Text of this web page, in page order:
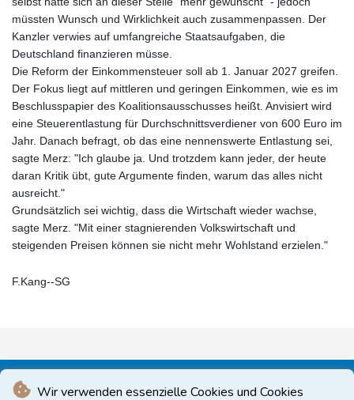
Wir verwenden essenzielle Cookies und Cookies
müssten Wunsch und Wirklichkeit auch zusammenpassen. Der
Kanzler verwies auf umfangreiche Staatsaufgaben, die
Deutschland finanzieren müsse.
Die Reform der Einkommensteuer soll ab 1. Januar 2027 greifen.
Der Fokus liegt auf mittleren und geringen Einkommen, wie es im
Beschlusspapier des Koalitionsausschusses heißt. Anvisiert wird
eine Steuerentlastung für Durchschnittsverdiener von 600 Euro im
Jahr. Danach befragt, ob das eine nennenswerte Entlastung sei,
sagte Merz: "Ich glaube ja. Und trotzdem kann jeder, der heute
daran Kritik übt, gute Argumente finden, warum das alles nicht
ausreicht."
Grundsätzlich sei wichtig, dass die Wirtschaft wieder wachse,
sagte Merz. "Mit einer stagnierenden Volkswirtschaft und
steigenden Preisen können sie nicht mehr Wohlstand erzielen."
F.Kang--SG